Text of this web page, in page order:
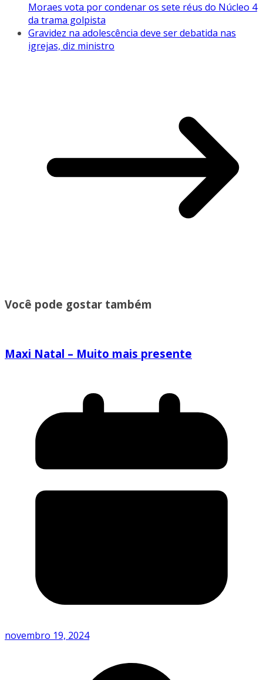
Moraes vota por condenar os sete réus do Núcleo 4
da trama golpista
Gravidez na adolescência deve ser debatida nas
igrejas, diz ministro
Você pode gostar também
Maxi Natal – Muito mais presente
novembro 19, 2024